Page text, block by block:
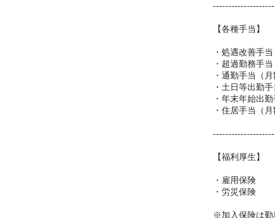
【各種手当】
・処遇改善手
・超過勤務手当
・通勤手当（
・土日等出勤
・年末年始出
・住居手当（
【福利厚生】
・雇用保険
・労災保険
※加入保険は勤